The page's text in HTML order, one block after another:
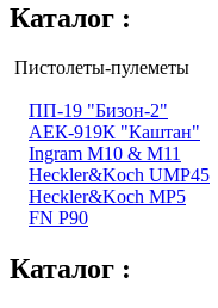
Каталог :
Пистолеты-пулеметы
ПП-19 "Бизон-2"
АЕК-919К "Каштан"
Ingram M10 & M11
Heckler&Koch UMP45
Heckler&Koch MP5
FN P90
Каталог :